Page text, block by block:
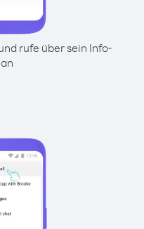
rufe über sein Info-